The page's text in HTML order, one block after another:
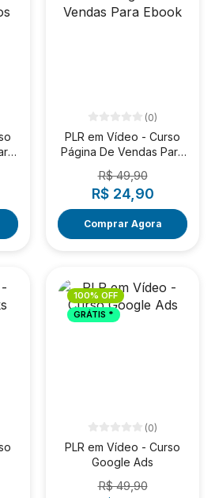
(0)
PLR em Vídeo - Curso
Página De Vendas Para
Ebook
R$ 49,90
R$ 24,90
Comprar Agora
100% OFF
GRÁTIS *
(0)
PLR em Vídeo - Curso
Google Ads
R$ 49,90